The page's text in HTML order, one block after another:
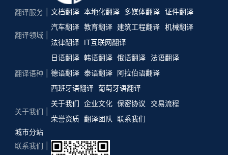
翻译服务 文档翻译 本地化翻译 多媒体翻译 证件翻译
翻译领域
汽车翻译 教育翻译 建筑工程翻译 机械翻译
法律翻译
IT互联网翻译
翻译语种
日语翻译 韩语翻译 俄语翻译
法语翻译
德语翻译 泰语翻译 阿拉伯语翻译
西班牙语翻译 葡萄牙语翻译
关于我们
关于我们 企业文化 保密协议
交易流程
荣誉资质 翻译团队
联系我们
城市分站
联系我们